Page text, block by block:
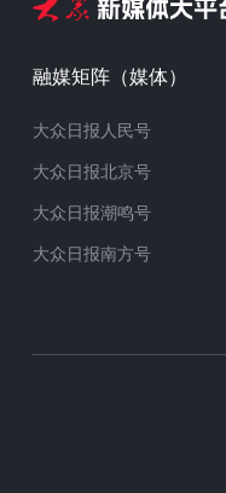
融媒矩阵（媒体）
大众日报人民号
大众日报北京号
大众日报潮鸣号
大众日报南方号